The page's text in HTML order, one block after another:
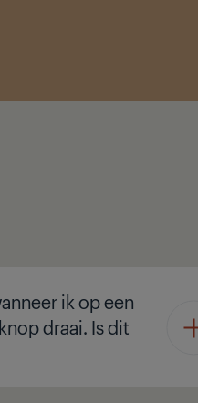
ik op een
draai. Is dit